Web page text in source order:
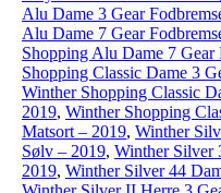
Alu Dame 3 Gear
Alu Dame 7 Gear
Shopping Alu Dame 7 Gear
Shopping Classic Dame 3
Winther Shopping Classic
2019, Winther Shopping
Matsort – 2019, Winther
Sølv – 2019, Winther Silver
2019, Winther Silver 44